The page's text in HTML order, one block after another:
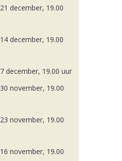
december, 19.00
december, 19.00
december, 19.00 uur
november, 19.00
november, 19.00
november, 19.00